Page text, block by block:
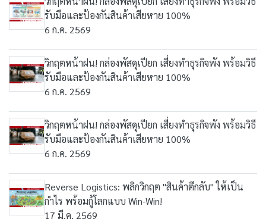
รับมือและป้องกันสินค้าเสียหาย 100%
6 ก.ค. 2569
วิกฤตหน้าฝน! กล่องพัสดุเปียก เสี่ยงทำธุรกิจพัง พร้อมวิธี
รับมือและป้องกันสินค้าเสียหาย 100%
6 ก.ค. 2569
วิกฤตหน้าฝน! กล่องพัสดุเปียก เสี่ยงทำธุรกิจพัง พร้อมวิธี
รับมือและป้องกันสินค้าเสียหาย 100%
6 ก.ค. 2569
Reverse Logistics: พลิกวิกฤต "สินค้าตีกลับ" ให้เป็น
กำไร พร้อมกู้โลกแบบ Win-Win!
17 มี.ค. 2569